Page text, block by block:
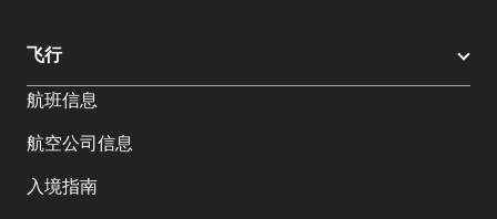
飞行
航班信息
航空公司信息
入境指南